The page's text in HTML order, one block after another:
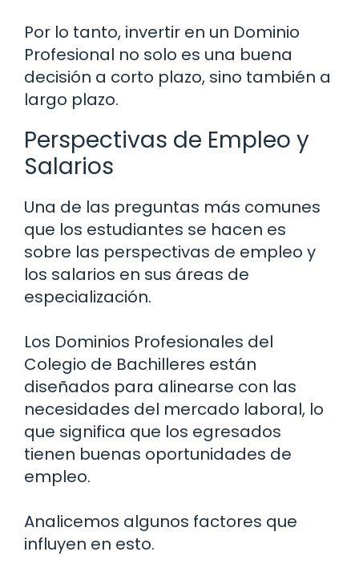
Por lo tanto, invertir en un Dominio
Profesional no solo es una buena
decisión a corto plazo, sino también a
largo plazo.
Perspectivas de Empleo y
Salarios
Una de las preguntas más comunes
que los estudiantes se hacen es
sobre las perspectivas de empleo y
los salarios en sus áreas de
especialización.
Los Dominios Profesionales del
Colegio de Bachilleres están
diseñados para alinearse con las
necesidades del mercado laboral, lo
que significa que los egresados
tienen buenas oportunidades de
empleo.
Analicemos algunos factores que
influyen en esto.